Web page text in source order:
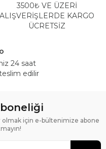
3500₺ VE ÜZERİ
ALIŞVERİŞLERDE KARGO
ÜCRETSİZ
24 saat
edilir
için e-bültenimize abone